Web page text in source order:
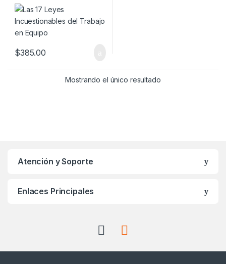
$385.00
Mostrando el único resultado
Atención y Soporte
Enlaces Principales